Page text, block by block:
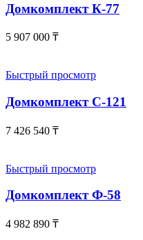
Домкомплект К-77
5 907 000 ₸
Быстрый просмотр
Домкомплект С-121
7 426 540 ₸
Быстрый просмотр
Домкомплект Ф-58
4 982 890 ₸